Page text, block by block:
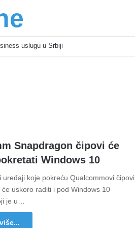
uslugu u Srbiji
Snapdragon čipovi će
Windows 10
uređaji koje pokreću Qualcommovi čipovi
će uskoro raditi i pod Windows 10
je u…